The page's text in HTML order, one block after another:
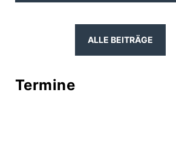
ALLE BEITRÄGE
Termine